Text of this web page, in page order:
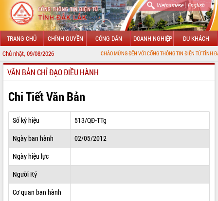
Vietnamese| English
TRANG CHỦ CHÍNH QUYỀN CÔNG DÂN DOANH NGHIỆP DU KHÁCH
Chủ nhật, 09/08/2026 CHÀO MỪNG ĐẾN VỚI CỔNG THÔNG TIN ĐIỆN TỬ TỈNH ĐẮK LẮK
GIỚI THIỆU
LÃNH ĐẠO UBND TỈNH
TIN TỨC SỰ KIỆN
SỞ, BAN, NGÀNH
THÔNG TIN CHỈ ĐẠO ĐIỀU HÀNH
HỆ THỐNG VĂN BẢN
VĂN BẢN CHỈ ĐẠO ĐIỀU HÀNH
Chi Tiết Văn Bản
Số ký hiệu
513/QĐ-TTg
Ngày ban hành
02/05/2012
Ngày hiệu lực
Người Ký
Cơ quan ban hành